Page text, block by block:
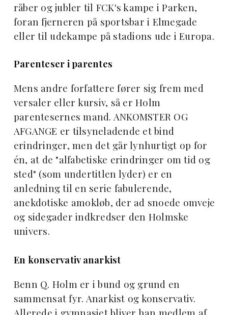
råber og jubler til FCK's kampe i Parken,
foran fjerneren på sportsbar i Elmegade
eller til udekampe på stadions ude i Europa.
Parenteser i parentes
Mens andre forfattere fører sig frem med
versaler eller kursiv, så er Holm
parentesernes mand. ANKOMSTER OG
AFGANGE er tilsyneladende et bind
erindringer, men det går lynhurtigt op for
én, at de "alfabetiske erindringer om tid og
sted" (som undertitlen lyder) er en
anledning til en serie fabulerende,
anekdotiske amokløb, der ad snoede omveje
og sidegader indkredser den Holmske
univers.
En konservativ anarkist
Benn Q. Holm er i bund og grund en
sammensat fyr. Anarkist og konservativ.